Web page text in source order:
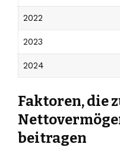
2022
2023
2024
Faktoren, die
beitragen